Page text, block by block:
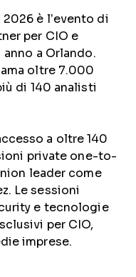
è l’evento di
per CIO e
a Orlando.
oltre 7.000
di 140 analisti
a oltre 140
private one-to-
leader come
Le sessioni
e tecnologie
per CIO,
imprese.